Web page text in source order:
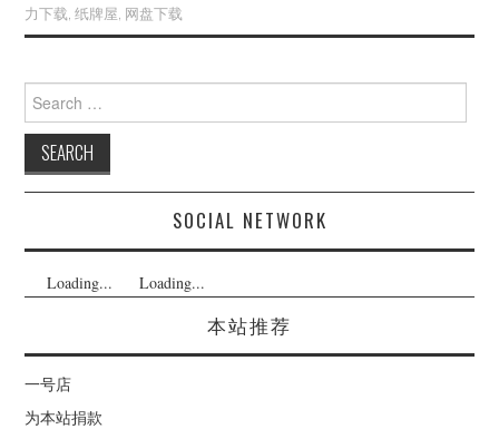
力下载 ,纸牌屋 网盘下载
for:
SOCIAL NETWORK
Loading... Loading...
本站推荐
一号店
为本站捐款